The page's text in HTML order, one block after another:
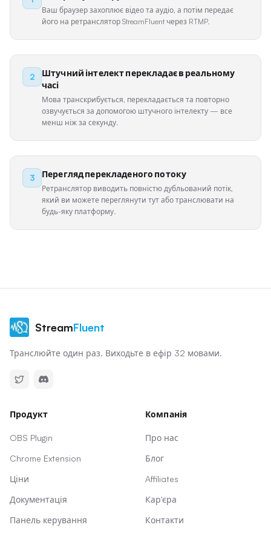
Ваш браузер захоплює відео та аудіо, а потім передає
його на ретранслятор StreamFluent через RTMP.
2
Штучний інтелект перекладає в реальному
часі
Мова транскрибується, перекладається та повторно
озвучується за допомогою штучного інтелекту — все
менш ніж за секунду.
3 Перегляд перекладеного потоку
Ретранслятор виводить повністю дубльований потік,
який ви можете переглянути тут або транслювати на
будь-яку платформу.
StreamFluent
Транслюйте один раз. Виходьте в ефір 32 мовами.
Продукт
OBS Plugin
Chrome Extension
Ціни
Документація
Панель керування
Компанія
Про нас
Блог
Affiliates
Кар'єра
Контакти